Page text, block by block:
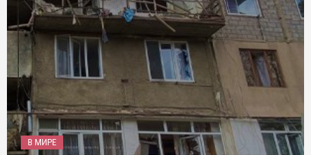
В МИРЕ